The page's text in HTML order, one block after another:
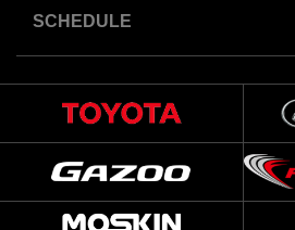
SCHEDULE